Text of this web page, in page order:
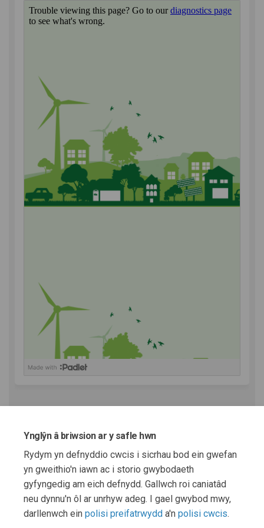
Ynglŷn â briwsion ar y safle hwn
Rydym yn defnyddio cwcis i sicrhau bod ein gwefan
yn gweithio'n iawn ac i storio gwybodaeth
gyfyngedig am eich defnydd. Gallwch roi caniatâd
neu dynnu'n ôl ar unrhyw adeg. I gael gwybod mwy,
darllenwch ein polisi preifatrwydd a'n polisi cwcis.